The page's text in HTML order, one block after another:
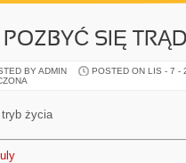
POZBYĆ SIĘ
BY ADMIN POSTED ON LIS - 7 -
życia